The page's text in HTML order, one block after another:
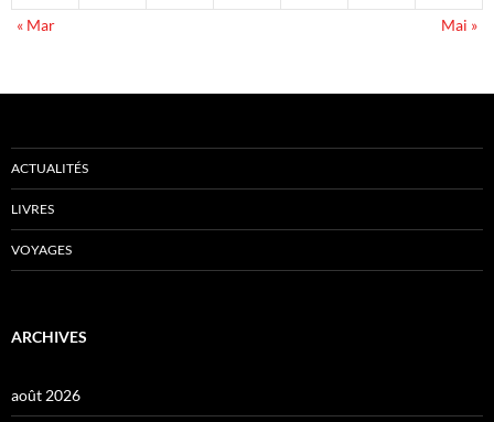
« Mar
Mai »
ACTUALITÉS
LIVRES
VOYAGES
ARCHIVES
août 2026